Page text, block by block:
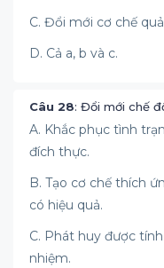
C. Đổi mới cơ chế
D. Cả a, b và c.
Câu 28: Đổi mới chế
A. Khắc phục tình
đích thực.
B. Tạo cơ chế thích
có hiệu quả.
C. Phát huy được
nhiệm.